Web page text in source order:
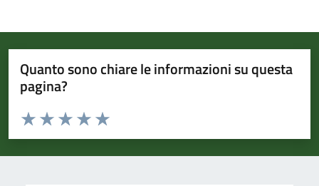
Quanto sono chiare le informazioni su questa
pagina?
Valuta da 1 a 5 stelle la pagina
Valuta 5 stelle su 5
Valuta 4 stelle su 5
Valuta 3 stelle su 5
Valuta 2 stelle su 5
Valuta 1 stelle su 5